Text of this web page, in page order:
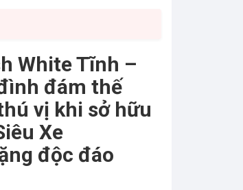
White Tĩnh –
đám thế
vị khi sở hữu
Xe
độc đáo